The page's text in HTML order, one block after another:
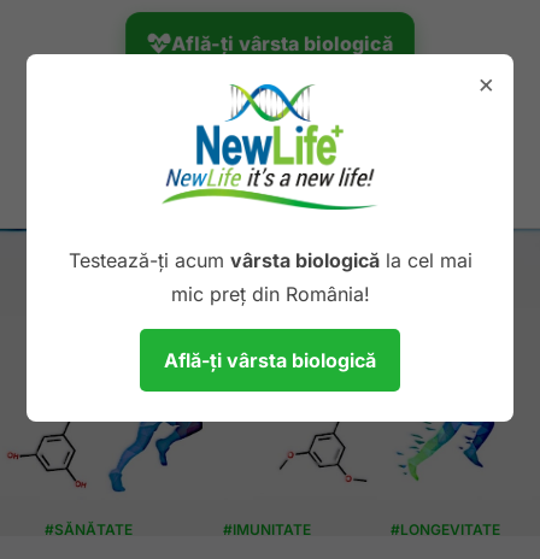
Află-ți vârsta biologică
Unic în România
#SĂNĂTATE #IMUNITATE #LONGEVITATE
×
Testează-ți acum vârsta biologicăla cel mai
mic preț din România!
Află-ți vârsta biologică